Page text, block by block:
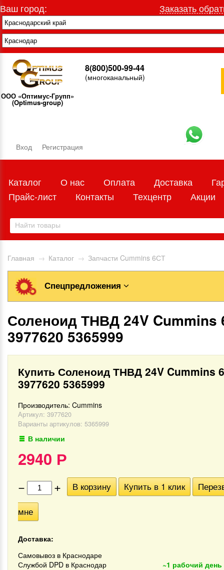
Ваш город: Заказать
ООО «Оптимус-Групп»
(Optimus-group)
8(800)500-99-44
(многоканальный)
Вход Регистрация
Каталог О нас Оплата Доставка
Прайс-лист
Контакты Техцентр Акции
Главная → Каталог → Запчасти Cummins 6СТ
Спецпредложения
Соленоид ТНВД 24V Cummins
3977620 5365999
Купить Соленоид ТНВД 24V Cummins
3977620 5365999
Производитель: Cummins
Артикул: 3977620
Варианты артикулов: 5365999
В наличии
2940 Р
−
+ В корзину Купить в 1 клик
мне
Доставка:
Самовывоз в Краснодаре
Службой DPD в Краснодар
~1 рабочий день